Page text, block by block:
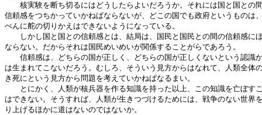
核実験を断ち切るにはどうしたらよいだろうか。それには国と国との
信頼感をつちかっていかねばならないが、どこの国でも政府というものは
ぺんに舵の切りかえはできないようになっている。
しかし国と国との信頼感とは、結局は、国民と国民との間の信頼感に
ならない。だからそれは国民めいめいが関係することがらであろう。
信頼感は、どちらの国が正しく、どちらの国が正しくないという認識
は生まれてこないだろう。むしろ、そういう見方からはなれて、人類全体
き死にという見方から問題を考えていかねばなるまい。
とにかく、人類が核兵器を作る知識を持った以上、この知識を亡ぼす
はできない。そうすれば、人類が生きつづけるためには、戦争のない世界
り上げるほかに道はないのではないか。